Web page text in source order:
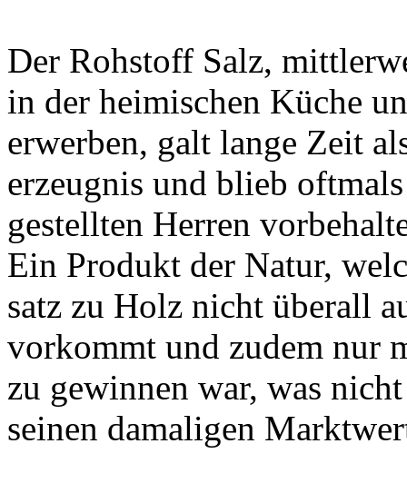
Der Rohstoff Salz,
in der heimischen Küche
erwerben, galt lange Zeit
erzeugnis und blieb
gestellten Herren
Ein Produkt der Natur,
satz zu Holz nicht überall
vorkommt und zudem nur
zu gewinnen war, was
seinen damaligen